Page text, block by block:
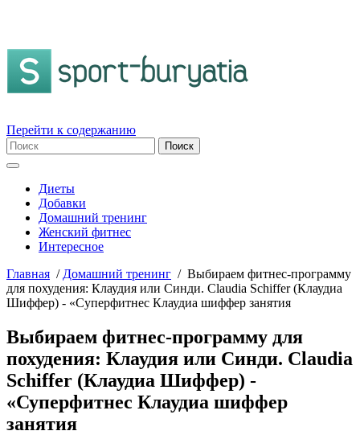
Перейти к содержанию
Диеты
Добавки
Домашний тренинг
Женский фитнес
Интересное
Главная / Домашний тренинг / Выбираем фитнес-программу
для похудения: Клаудия или Синди. Claudia Schiffer (Клаудиа
Шиффер) - «Суперфитнес Клаудиа шиффер занятия
Выбираем фитнес-программу для
похудения: Клаудия или Синди. Claudia
Schiffer (Клаудиа Шиффер) -
«Суперфитнес Клаудиа шиффер
занятия